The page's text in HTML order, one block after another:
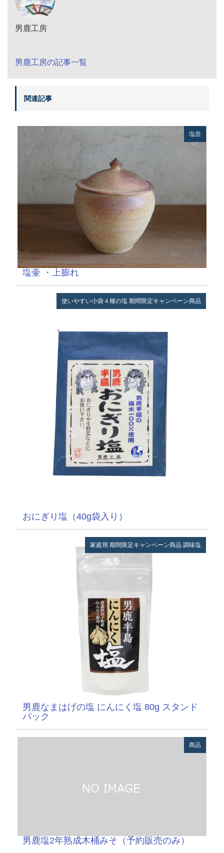
男鹿工房
男鹿工房の記事一覧
関連記事
塩壺
塩壷 ・上膨れ
使いやすい小袋４種の塩 期間限定キャンペーン商品
おにぎり塩（40g袋入り）
家庭用 期間限定キャンペーン商品 調味塩
男鹿なまはげの塩 にんにく塩 80g スタンド
パック
商品
男鹿塩2年熟成木桶みそ（予約販売のみ）